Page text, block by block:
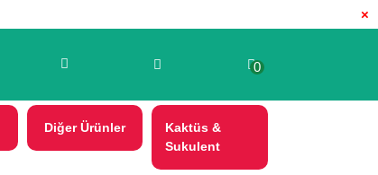
×
0
Diğer Ürünler
Kaktüs &
Sukulent